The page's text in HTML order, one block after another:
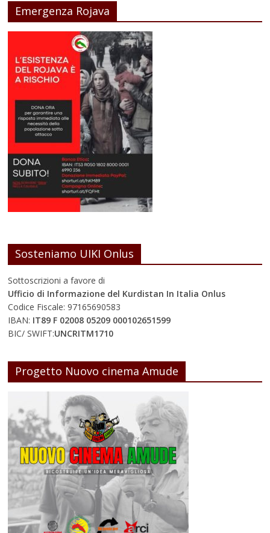
Emergenza Rojava
Sosteniamo UIKI Onlus
Sottoscrizioni a favore di
Ufficio di Informazione del Kurdistan In Italia Onlus
Codice Fiscale: 97165690583
IBAN: IT89 F 02008 05209 000102651599
BIC/ SWIFT:UNCRITM1710
Progetto Nuovo cinema Amude